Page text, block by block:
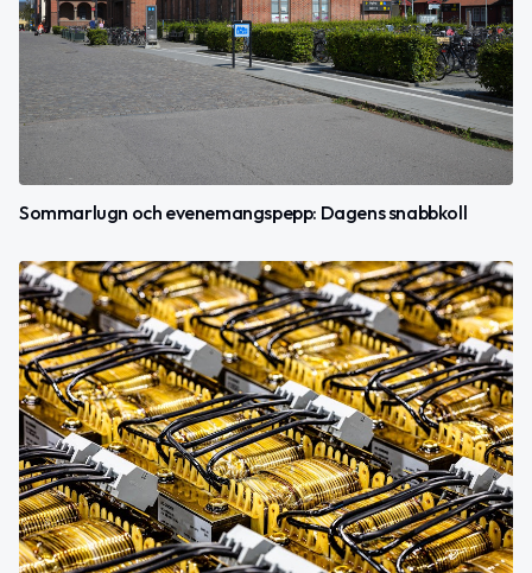
Sommarlugn och evenemangspepp: Dagens snabbkoll